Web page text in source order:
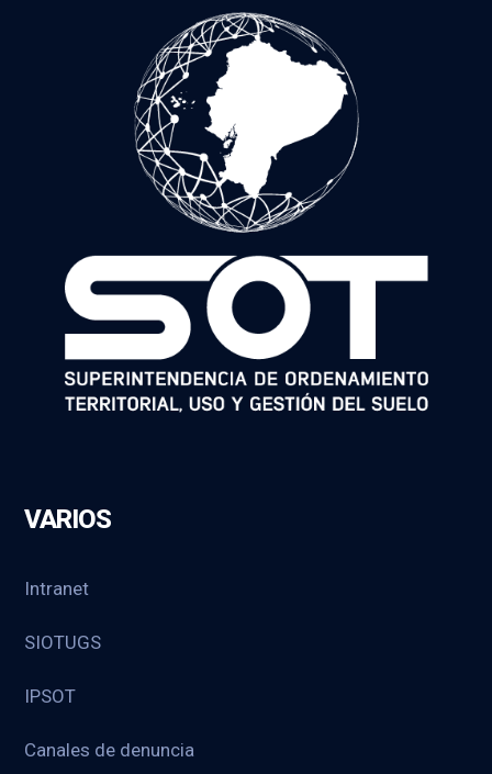
VARIOS
Intranet
SIOTUGS
IPSOT
Canales de denuncia